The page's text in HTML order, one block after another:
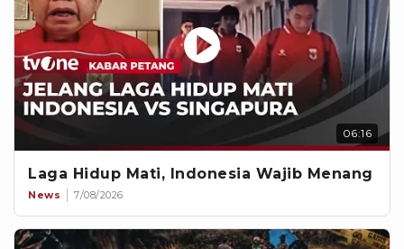
06:16
Laga Hidup Mati, Indonesia Wajib Menang
News 7/08/2026